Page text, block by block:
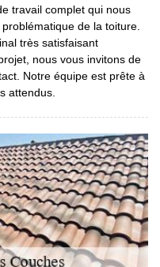
travail complet qui nous
de la toiture.
très satisfaisant
nous vous invitons de
Notre équipe est prête à
attendus.